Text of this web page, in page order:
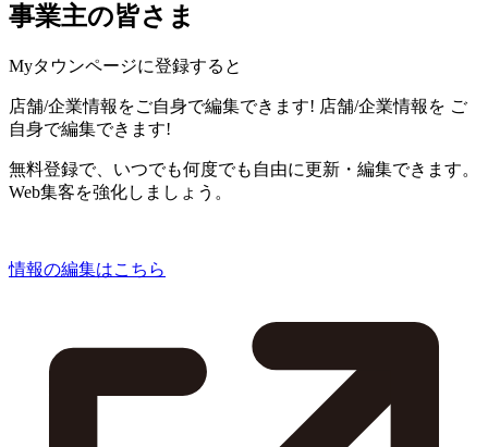
事業主の皆さま
Myタウンページに登録すると
店舗/企業情報をご自身で編集できます! 店舗/企業情報を ご
自身で編集できます!
無料登録で、いつでも何度でも自由に更新・編集できます。
Web集客を強化しましょう。
情報の編集はこちら